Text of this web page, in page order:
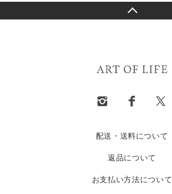
配送・送料について
返品について
お支払い方法について